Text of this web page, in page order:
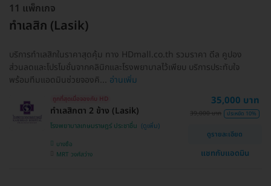
11 แพ็กเกจ
ทำเลสิก (Lasik)
บริการทำเลสิกในราคาสุดคุ้ม ทาง HDmall.co.th รวมราคา ดีล คูปอง
ส่วนลดและโปรโมชั่นจากคลินิกและโรงพยาบาลไว้เพียบ บริการประทับใจ
พร้อมทีมแอดมินช่วยจองคิ... อ่านเพิ่ม
ถูกที่สุดเมื่อจองกับ HD
ทำเลสิกตา 2 ข้าง (Lasik)
โรงพยาบาลเกษมราษฎร์ ประชาชื่น
บางซื่อ
MRT วงศ์สว่าง
35,000 บาท
39,000 บาท ประหยัด 10%
ดูรายละเอียด
แชทกับแอดมิน